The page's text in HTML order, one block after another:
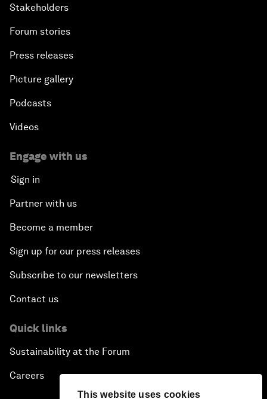
This website uses cookies
Stakeholders
Forum stories
Press releases
Picture gallery
Podcasts
Videos
Engage with us
Sign in
Partner with us
Become a member
Sign up for our press releases
Subscribe to our newsletters
Contact us
Quick links
Sustainability at the Forum
Careers